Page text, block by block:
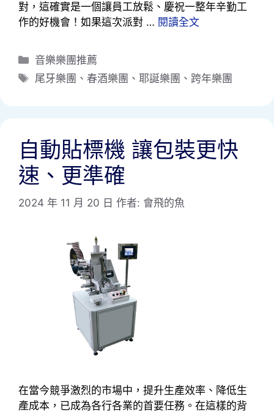
對，這確實是一個讓員工放鬆、慶祝一整年辛勤工
作的好機會！如果這次派對 … 閱讀全文
分
類
音樂樂團推薦
標
尾牙樂團 、春酒樂團 、耶誕樂團 、 跨年樂團
自動貼標機 讓包裝更快
速、更準確
2024 年 11 月 20 日 作者: 會飛的魚
在當今競爭激烈的市場中，提升生產效率、降低生
產成本，已成為各行各業的首要任務。在這樣的背